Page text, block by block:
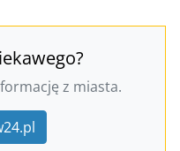
z miasta.